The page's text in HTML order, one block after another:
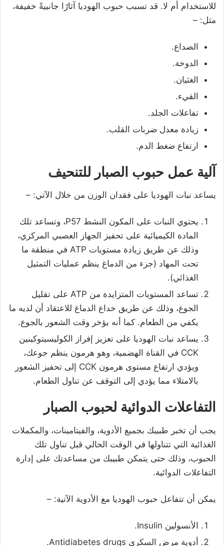
للاستخدام أم لا. قد تسبب حبوب الهوديا آثارًا جانبيةً خفيفة،
مثل: –
الصداع.
الدوخة.
الغثيان.
القيء.
تفاعلات الجلد.
زيادة معدل ضربات القلب.
ارتفاع ضغط الدم.
آلية عمل حبوب الصبار للتنحيف
يساعد نبات الهوديا على فقدان الوزن من خلال الآتي: –
يحتوي النبات على المكون النشط P57، وتساعد تلك
المادة الكيميائية على تحفيز الجهاز العصبي المركزي،
وذلك عن طريق زيادة مستويات ATP في منطقة ما
تحت المهاد (جزء من الدماغ ينظم عمليات التمثيل
الغذائي).
تساعد المستويات المتزايدة من ATP على تقليل
الجوع، وذلك عن طريق خداع الدماغ للاعتقاد أن لديه ما
يكفي من الطعام. كما أنه يؤخر وقت الشعور بالجوع.
يساعد نبات الهوديا على تعزيز إفراز الكوليسيتوكينين
CCK في القناة الهضمية، وهو هرمون ينظم جوعك،
ويؤدي ارتفاع مستوى هرمون CCK إلى تحفيز الشعور
بالامتلاء مما يؤدي إلى التوقف عن تناول الطعام.
التفاعلات الدوائية لحبوب الصبار
يجب أن تخبر طبيبك بجميع الأدوية، والفيتامينات، والمكملات
الغذائية التي تتناولها في الوقت الحالي قبل تناول تلك
الحبوب، وذلك حتى يتمكن طبيبك من مساعدتك على إدارة
التفاعلات الدوائية.
يمكن أن تتفاعل حبوب الهوديا مع الأدوية الآتية: –
الأنسولين Insulin.
أدوية مرض السكري Antidiabetes drugs.